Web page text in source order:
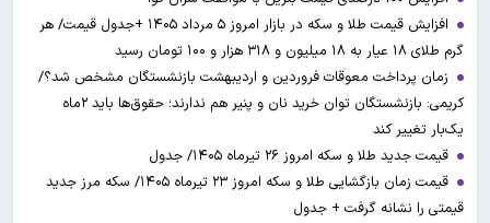
افزایش قیمت طلا و سکه در بازار امروز ۵ مرداد ۱۴۰۵ +جدول قیمت/ هر
گرم طلای ۱۸ عیار به ۱۸ میلیون و ۳۱۸ هزار و ۱۰۰ تومان رسید
زمان پرداخت معوقات فروردین و اردیبهشت بازنشستگان مشخص شد؟/
کریمی: بازنشستگان توان خرید نان و پنیر هم ندارند؛ حقوق‌ها باید ۲ماه
یک‌بار تغییر کند
قیمت جدید طلا و سکه امروز ۲۶ تیرماه ۱۴۰۵/ جدول
قیمت زمان بازگشایی طلا و سکه امروز ۲۳ تیرماه ۱۴۰۵/ سکه مرز جدید
قیمتی را نشانه گرفت + جدول